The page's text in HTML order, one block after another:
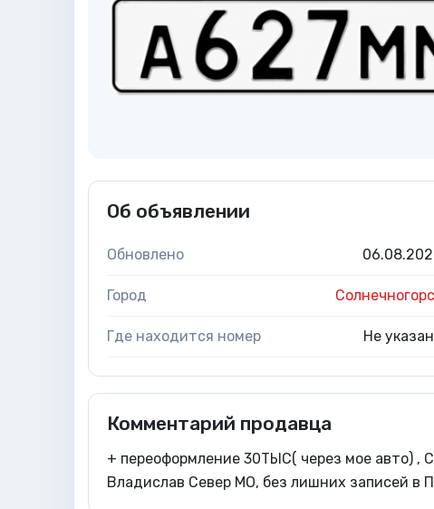
Об объявлении
Обновлено
Город
Где находится номер Не
Комментарий продавца
+ переоформление 30ТЫС( через мое авто) ,
Владислав Север МО, без лишних записей в